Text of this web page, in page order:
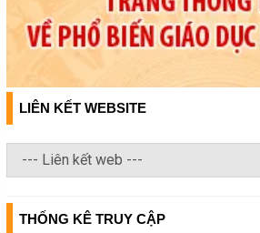
LIÊN KẾT WEBSITE
THỐNG KÊ TRUY CẬP